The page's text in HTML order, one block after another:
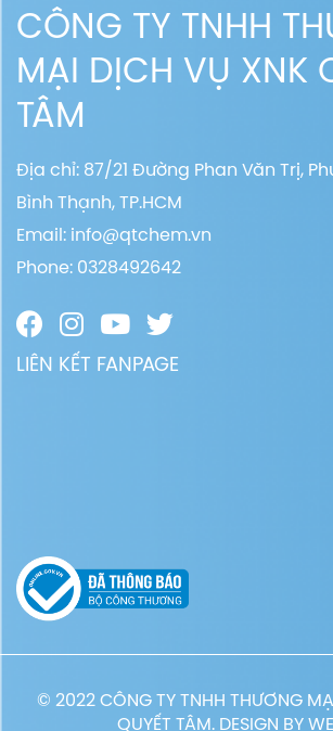
CÔNG TY TNHH
MẠI DỊCH VỤ XNK
TÂM
Địa chỉ: 87/21 Đường Phan Văn Trị,
Bình Thạnh, TP.HCM
Email: info@qtchem.vn
Phone: 0328492642
LIÊN KẾT FANPAGE
© 2022 CÔNG TY TNHH THƯƠNG
QUYẾT TÂM. DESIGN BY